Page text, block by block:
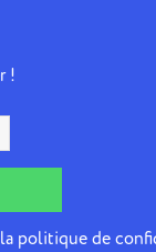
!
politique de